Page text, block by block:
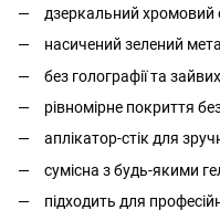
дзеркальний хромовий
насичений зелений
без голографії та
рівномірне покриття
аплікатор-стік для
сумісна з будь-якими
підходить для